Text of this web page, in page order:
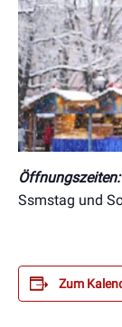
Öffnungszeiten:
Ssmstag und
Zum